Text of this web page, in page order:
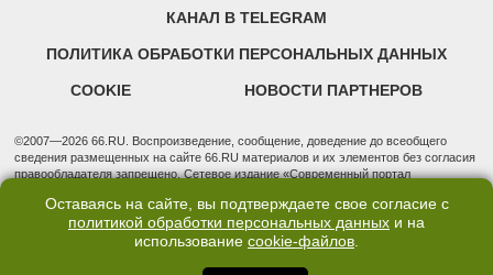
КАНАЛ В TELEGRAM
ПОЛИТИКА ОБРАБОТКИ ПЕРСОНАЛЬНЫХ ДАННЫХ
COOKIE НОВОСТИ ПАРТНЕРОВ
©2007—2026 66.RU. Воспроизведение, сообщение, доведение до всеобщего
сведения размещенных на сайте 66.RU материалов и их элементов без согласия
правообладателя запрещено. Сетевое издание «Современный портал
надзору в сфере связи, информационных технологий и массовых коммуникаций
(Роскомнадзор). Регистрационный номер ЭЛ № ФС 77 - 76634 от 02.09.2019
Учредитель: Общество с ограниченной ответственностью "66.ру". Юридический
Оставаясь на сайте, вы подтверждаете свое согласие с
политикой обработки персональных данных и на
использование cookie-файлов.